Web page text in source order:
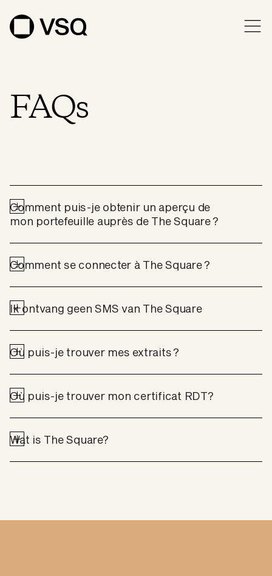
FAQs
Comment puis-je obtenir un aperçu de
mon portefeuille auprès de The Square ?
Comment se connecter à The Square ?
Ik ontvang geen SMS van The Square
Où puis-je trouver mes extraits ?
Où puis-je trouver mon certificat RDT?
Wat is The Square?